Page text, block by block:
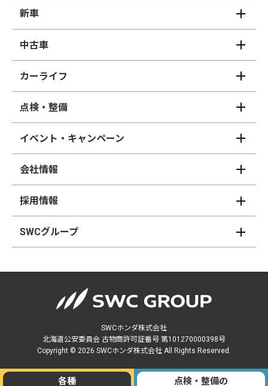
新車
中古車
カーライフ
点検・整備
イベント・キャンペーン
会社情報
採用情報
SWCグループ
SWCホンダ株式会社
北海道公安委員会 古物商許可証番号 第101270000398号
Copyright © 2026 SWCホンダ株式会社 All Rights Reserved.
各種 点検・整備の